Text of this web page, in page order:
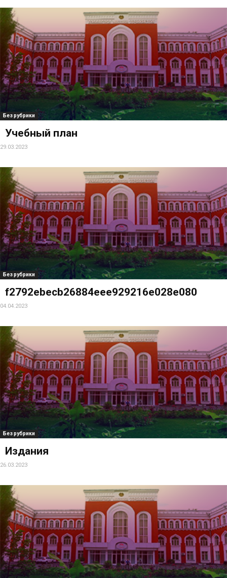
Без рубрики
Учебный план
29.03.2023
Без рубрики
f2792ebecb26884eee929216e028e080
04.04.2023
Без рубрики
Издания
26.03.2023